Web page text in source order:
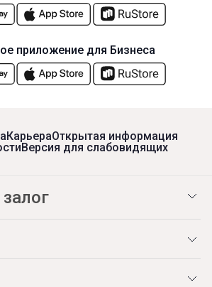
КарьераОткрытая информация
Версия для слабовидящих
приложение для Бизнеса